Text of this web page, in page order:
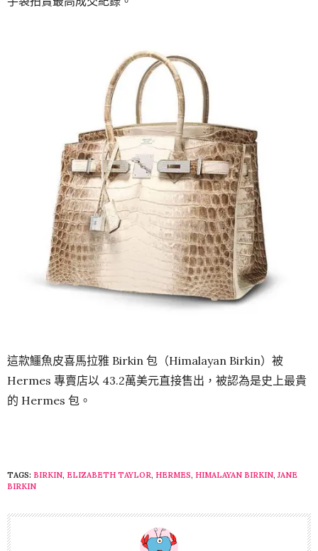
這款鱷魚皮喜馬拉雅 Birkin 包（Himalayan Birkin）被
Hermes 專賣店以 43.2萬美元直接售出，被認為是史上最貴
的 Hermes 包。
TAGS: BIRKIN, ELIZABETH TAYLOR, HERMES, HIMALAYAN BIRKIN,JANE
BIRKIN